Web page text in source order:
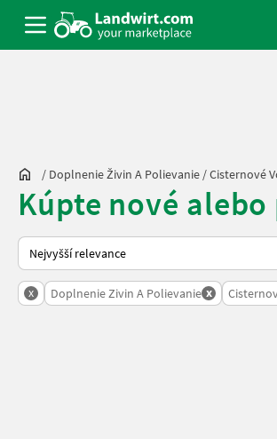
/ Doplnenie Živin A Polievanie /Cisternové
Kúpte nové
Takto se řadí nabídky na Landwirt.com
x Doplnenie Zivin A Polievanie x